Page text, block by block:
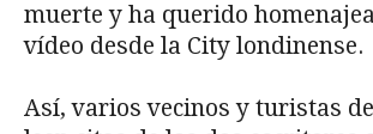
muerte y ha querido
vídeo desde la City londinense.
Así, varios vecinos y turistas